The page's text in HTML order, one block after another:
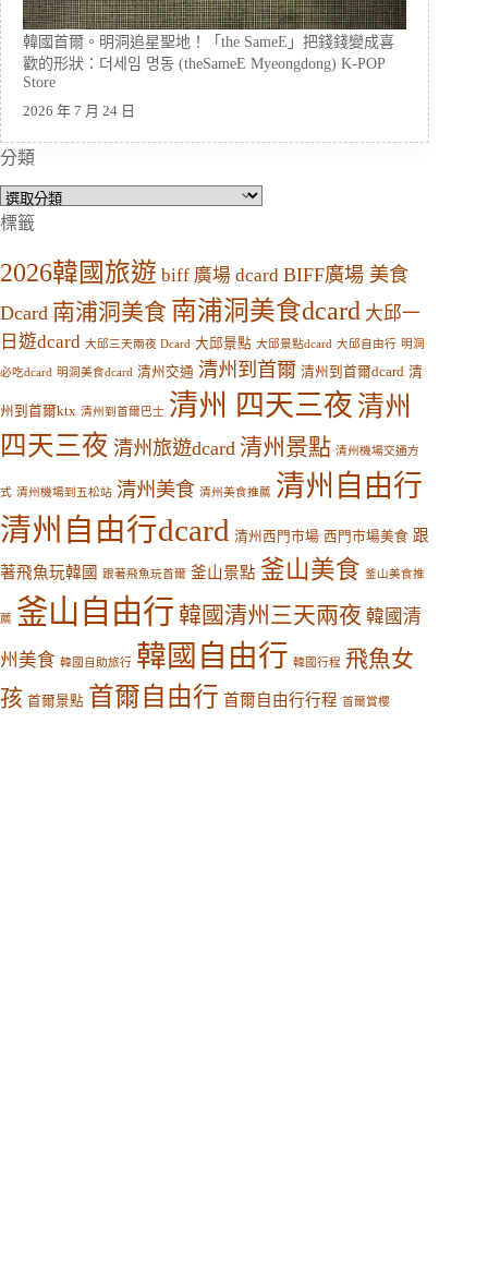
韓國首爾。明洞追星聖地！「the SameE」把錢錢變成喜
歡的形狀：더세임 명동 (theSameE Myeongdong) K-POP
Store
2026 年 7 月 24 日
分類
分
類
標籤
2026韓國旅遊 biff 廣場 dcard BIFF廣場 美食
Dcard 南浦洞美食 南浦洞美食dcard 大邱一
日遊dcard 大邱三天兩夜 Dcard 大邱景點 大邱景點dcard 大邱自由行 明洞
必吃dcard 明洞美食dcard 清州交通 清州到首爾 清州到首爾dcard 清
州到首爾ktx 清州到首爾巴士 清州 四天三夜 清州
四天三夜 清州旅遊dcard 清州景點 清州機場交通方
式 清州機場到五松站 清州美食 清州美食推薦 清州自由行
清州自由行dcard 清州西門市場 西門市場美食 跟
著飛魚玩韓國 跟著飛魚玩首爾 釜山景點 釜山美食 釜山美食推
薦 釜山自由行 韓國清州三天兩夜 韓國清
州美食 韓國自助旅行 韓國自由行 韓國行程 飛魚女
孩 首爾景點 首爾自由行 首爾自由行行程 首爾賞櫻